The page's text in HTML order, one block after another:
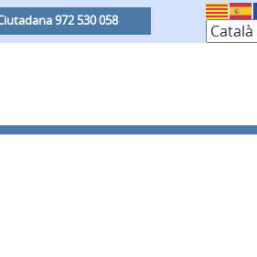
972 530 058